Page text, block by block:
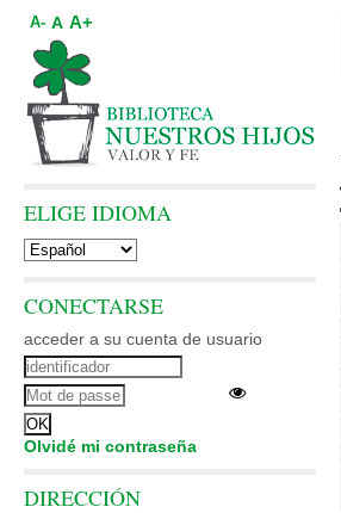
A- A A+
ELIGE IDIOMA
CONECTARSE
acceder a su cuenta de usuario
Olvidé mi contraseña
DIRECCIÓN